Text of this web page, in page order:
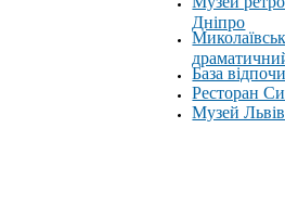
Дніпро
База
Ресторан
Музей